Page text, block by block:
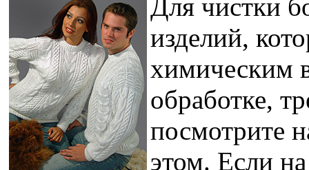
Для чистки
изделий,
химическим
обработке,
посмотрите
этом. Если